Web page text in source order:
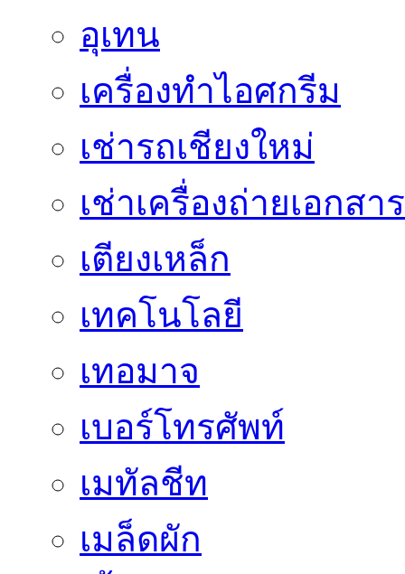
อุเทน
เครื่องทำไอศกรีม
เช่ารถเชียงใหม่
เช่าเครื่องถ่ายเอกสาร
เตียงเหล็ก
เทคโนโลยี
เทอมาจ
เบอร์โทรศัพท์
เมทัลชีท
เมล็ดผัก